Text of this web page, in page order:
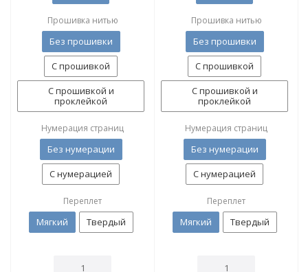
Прошивка нитью
Без прошивки
С прошивкой
С прошивкой и
проклейкой
Нумерация страниц
Без нумерации
С нумерацией
Переплет
Мягкий Твердый
Прошивка нитью
Без прошивки
С прошивкой
С прошивкой и
проклейкой
Нумерация страниц
Без нумерации
С нумерацией
Переплет
Мягкий Твердый